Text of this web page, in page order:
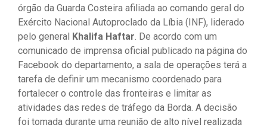
órgão da Guarda Costeira afiliada ao comando geral do
Exército Nacional Autoproclado da Líbia (INF), liderado
pelo general Khalifa Haftar . De acordo com um
comunicado de imprensa oficial publicado na página do
Facebook do departamento, a sala de operações terá a
tarefa de definir um mecanismo coordenado para
fortalecer o controle das fronteiras e limitar as
atividades das redes de tráfego da Borda. A decisão
foi tomada durante uma reunião de alto nível realizada